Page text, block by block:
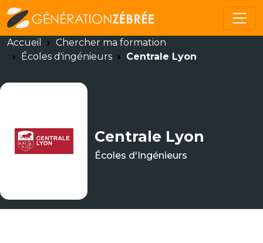
Accueil
Chercher ma formation
Écoles d'ingénieurs
Centrale Lyon
Centrale Lyon
Écoles d'Ingénieurs